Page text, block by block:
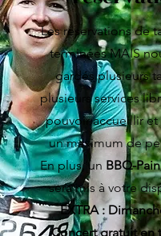
Les réservations de
terminées MAIS
gardés plusieurs
plusieurs services
pouvoir accueillir et
un maximum de
En plus, un BBQ-
sera mis à votre
EXTRA :
Concert gratuit en